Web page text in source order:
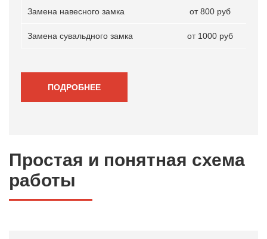
Простая и понятная схема
работы
Замена навесного замка от 800 руб
Замена сувальдного замка от 1000 руб
ПОДРОБНЕЕ